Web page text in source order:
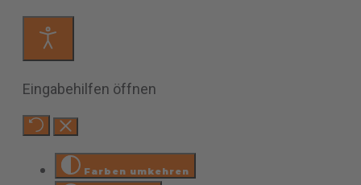
Eingabehilfen öffnen
Farben umkehren